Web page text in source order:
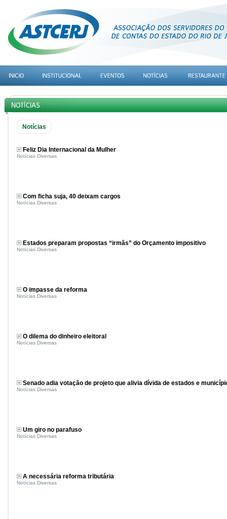
Notícias
Feliz Dia Internacional da Mulher
Notícias Diversas
Com ficha suja, 40 deixam cargos
Notícias Diversas
Estados preparam propostas “irmãs” do Orçamento impositivo
Notícias Diversas
O impasse da reforma
Notícias Diversas
O dilema do dinheiro eleitoral
Notícias Diversas
Senado adia votação de projeto que alivia dívida de estados e
Notícias Diversas
Um giro no parafuso
Notícias Diversas
A necessária reforma tributária
Notícias Diversas